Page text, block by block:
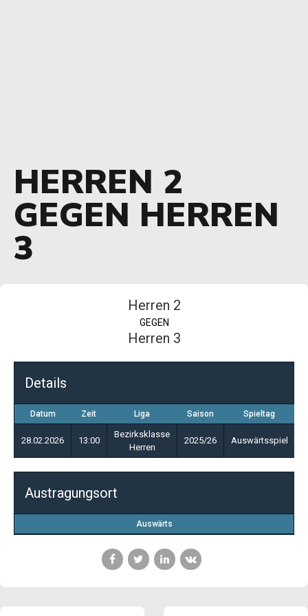
HERREN 2
GEGEN HERREN
3
Herren 2
GEGEN
Herren 3
Details
Datum Zeit Liga Saison Spieltag
28.02.2026 13:00
Bezirksklasse
Herren
2025/26 Auswärtsspiel
Austragungsort
Auswärts